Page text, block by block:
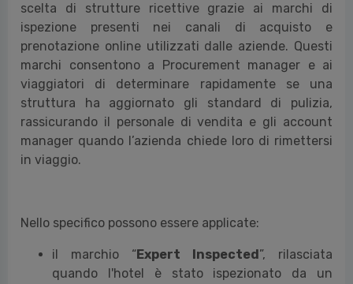
scelta di strutture ricettive grazie ai marchi di
ispezione presenti nei canali di acquisto e
prenotazione online utilizzati dalle aziende. Questi
marchi consentono a Procurement manager e ai
viaggiatori di determinare rapidamente se una
struttura ha aggiornato gli standard di pulizia,
rassicurando il personale di vendita e gli account
manager quando l’azienda chiede loro di rimettersi
in viaggio.
Nello specifico possono essere applicate:
il marchio “ Expert Inspected ”, rilasciata
quando l 'hotel è stato ispezionato da un